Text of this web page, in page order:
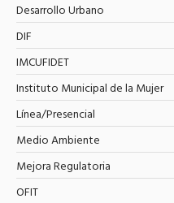
Desarrollo Urbano
DIF
IMCUFIDET
Instituto Municipal de la Mujer
Línea/Presencial
Medio Ambiente
Mejora Regulatoria
OFIT